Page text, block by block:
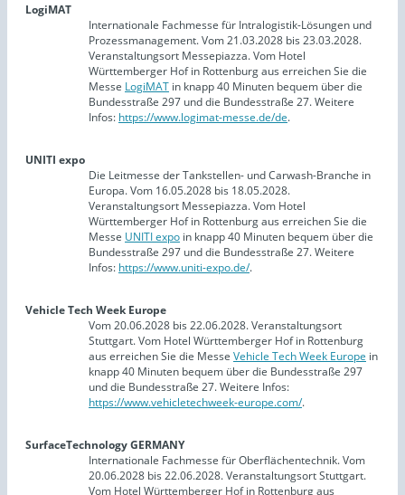
LogiMAT
Internationale Fachmesse für Intralogistik-Lösungen und
Prozessmanagement. Vom 21.03.2028 bis 23.03.2028.
Veranstaltungsort Messepiazza. Vom Hotel
Württemberger Hof in Rottenburg aus erreichen Sie die
Messe LogiMAT in knapp 40 Minuten bequem über die
Bundesstraße 297 und die Bundesstraße 27. Weitere
Infos: https://www.logimat-messe.de/de.
UNITI expo
Die Leitmesse der Tankstellen- und Carwash-Branche in
Europa. Vom 16.05.2028 bis 18.05.2028.
Veranstaltungsort Messepiazza. Vom Hotel
Württemberger Hof in Rottenburg aus erreichen Sie die
Messe UNITI expo in knapp 40 Minuten bequem über die
Bundesstraße 297 und die Bundesstraße 27. Weitere
Infos: https://www.uniti-expo.de/.
Vehicle Tech Week Europe
Vom 20.06.2028 bis 22.06.2028. Veranstaltungsort
Stuttgart. Vom Hotel Württemberger Hof in Rottenburg
aus erreichen Sie die Messe Vehicle Tech Week Europe in
knapp 40 Minuten bequem über die Bundesstraße 297
und die Bundesstraße 27. Weitere Infos:
https://www.vehicletechweek-europe.com/.
SurfaceTechnology GERMANY
Internationale Fachmesse für Oberflächentechnik. Vom
20.06.2028 bis 22.06.2028. Veranstaltungsort Stuttgart.
Vom Hotel Württemberger Hof in Rottenburg aus